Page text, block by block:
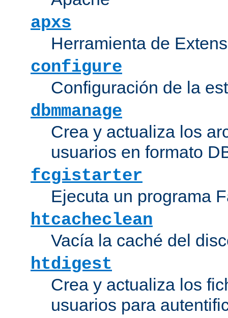
apxs
Herramienta de
configure
Configuración de la
dbmmanage
Crea y actualiza los
usuarios en formato
fcgistarter
Ejecuta un programa
htcacheclean
Vacía la caché del
htdigest
Crea y actualiza los
usuarios para